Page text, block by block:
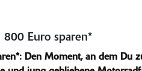
800 Euro sparen*
Den Moment, an dem